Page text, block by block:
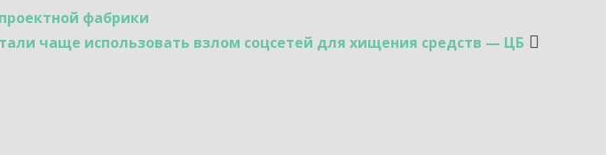
фабрики
чаще использовать взлом соцсетей для хищения средств — ЦБ